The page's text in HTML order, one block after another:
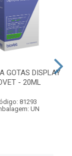
GOTAS DISPLAY
- 20ML
81293
UN